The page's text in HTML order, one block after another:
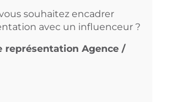
souhaitez encadrer
avec un influenceur ?
représentation Agence /